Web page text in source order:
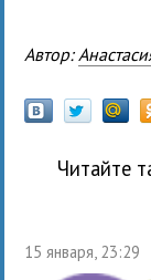
Автор:
Читайте
15 января, 23:29